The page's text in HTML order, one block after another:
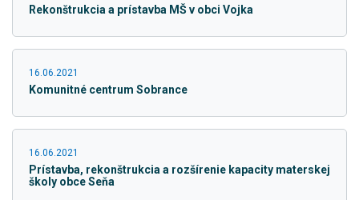
Rekonštrukcia a prístavba MŠ v obci Vojka
16.06.2021
Komunitné centrum Sobrance
16.06.2021
Prístavba, rekonštrukcia a rozšírenie kapacity materskej
školy obce Seňa